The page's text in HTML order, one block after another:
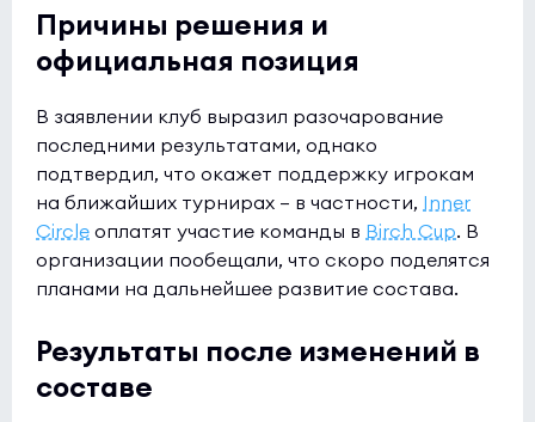
Причины решения и
официальная позиция
В заявлении клуб выразил разочарование
последними результатами, однако
подтвердил, что окажет поддержку игрокам
на ближайших турнирах – в частности, Inner
Circle оплатят участие команды в Birch Cup. В
организации пообещали, что скоро поделятся
планами на дальнейшее развитие состава.
Результаты после изменений в
составе